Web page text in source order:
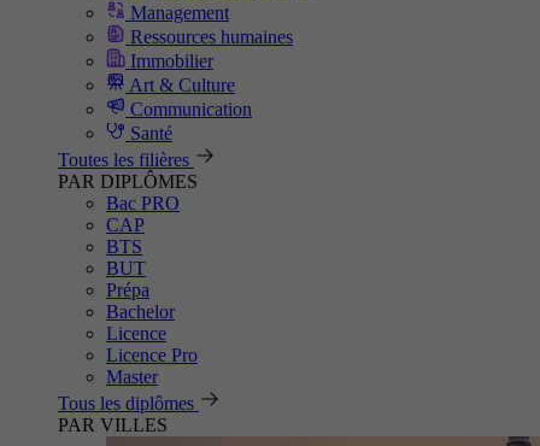
Management
Ressources humaines
Immobilier
Art & Culture
Communication
Santé
Toutes les filières
PAR DIPLÔMES
Bac PRO
CAP
BTS
BUT
Prépa
Bachelor
Licence
Licence Pro
Master
Tous les diplômes
PAR VILLES